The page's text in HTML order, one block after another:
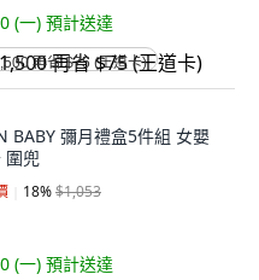
(一) 預計送達
再省 $75 (王道卡)
BABY 彌月禮盒5件組 女嬰
圍兜
18%$1,053
(一) 預計送達